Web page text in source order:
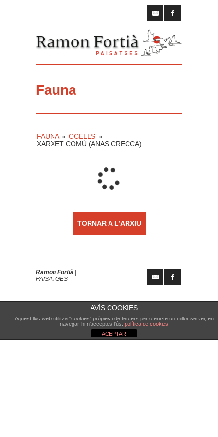
Fauna
FAUNA » OCELLS »
XARXET COMÚ (ANAS CRECCA)
TORNAR A L’ARXIU
Ramon Fortià
PAISATGES
AVÍS COOKIES
Aquest lloc web utilitza "cookies" pròpies i de tercers per oferir-te un millor servei, en
navegar-hi n'acceptes l'ús. política de cookies
ACEPTAR